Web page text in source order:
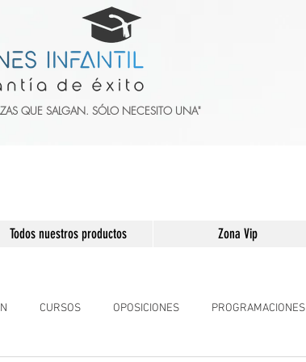
QUE SALGAN. SÓLO NECESITO UNA"
Todos nuestros productos Zona Vip
CURSOS OPOSICIONES PROGRAMACIONES